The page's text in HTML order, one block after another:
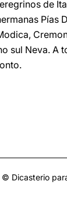
de
sul Neva.
Dicasterio